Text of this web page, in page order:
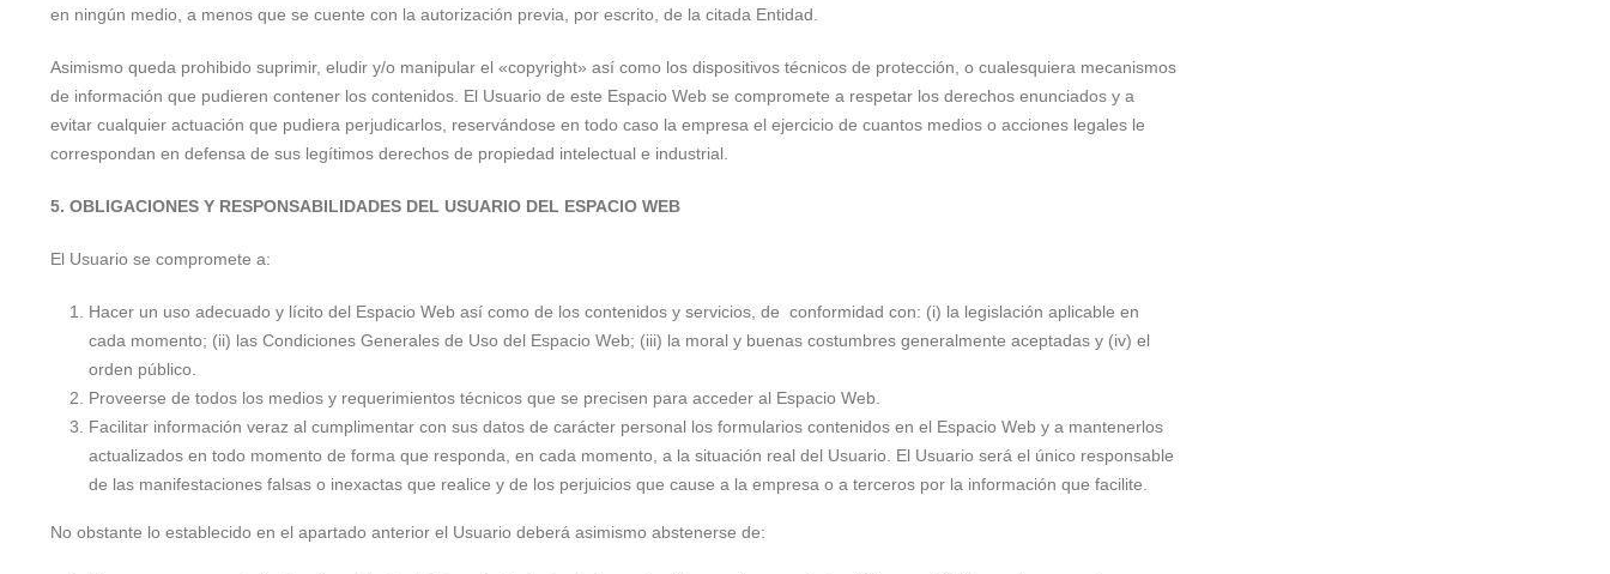
en ningún medio, a menos que se cuente con la autorización previa, por escrito, de la citada Entidad.
Asimismo queda prohibido suprimir, eludir y/o manipular el «copyright» así como los dispositivos técnicos de protección, o cualesquiera mecanismos
de información que pudieren contener los contenidos. El Usuario de este Espacio Web se compromete a respetar los derechos enunciados y a
evitar cualquier actuación que pudiera perjudicarlos, reservándose en todo caso la empresa el ejercicio de cuantos medios o acciones legales le
correspondan en defensa de sus legítimos derechos de propiedad intelectual e industrial.
5. OBLIGACIONES Y RESPONSABILIDADES DEL USUARIO DEL ESPACIO WEB
El Usuario se compromete a:
Hacer un uso adecuado y lícito del Espacio Web así como de los contenidos y servicios, de conformidad con: (i) la legislación aplicable en
cada momento; (ii) las Condiciones Generales de Uso del Espacio Web; (iii) la moral y buenas costumbres generalmente aceptadas y (iv) el
orden público.
Proveerse de todos los medios y requerimientos técnicos que se precisen para acceder al Espacio Web.
Facilitar información veraz al cumplimentar con sus datos de carácter personal los formularios contenidos en el Espacio Web y a mantenerlos
actualizados en todo momento de forma que responda, en cada momento, a la situación real del Usuario. El Usuario será el único responsable
de las manifestaciones falsas o inexactas que realice y de los perjuicios que cause a la empresa o a terceros por la información que facilite.
No obstante lo establecido en el apartado anterior el Usuario deberá asimismo abstenerse de: